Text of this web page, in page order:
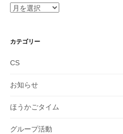
ア
イ
カテゴリー
CS
お知らせ
ほうかごタイム
グループ活動